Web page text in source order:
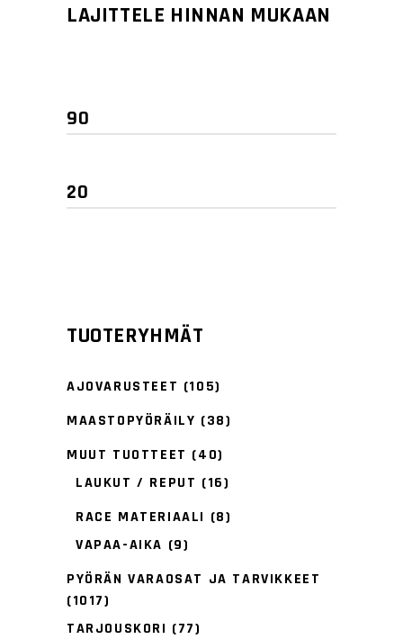
LAJITTELE HINNAN MUKAAN
TUOTERYHMÄT
AJOVARUSTEET (105)
MAASTOPYÖRÄILY (38)
MUUT TUOTTEET (40)
LAUKUT / REPUT (16)
RACE MATERIAALI (8)
VAPAA-AIKA (9)
PYÖRÄN VARAOSAT JA TARVIKKEET
(1017)
TARJOUSKORI (77)